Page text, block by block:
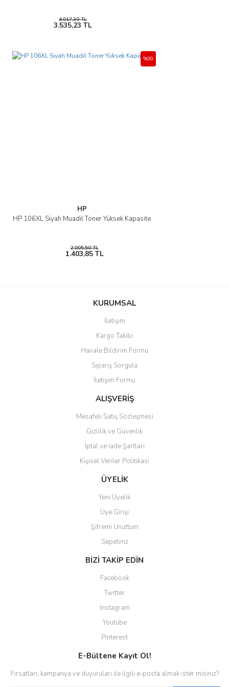
4.017,30 TL
3.535,23 TL
HP
HP 106XL Siyah Muadil Toner Yüksek Kapasite
%30
2.005,50 TL
1.403,85 TL
KURUMSAL
İletişim
Kargo Takibi
Havale Bildirim Formu
Sipariş Sorgula
İletişim Formu
ALIŞVERİŞ
Mesafeli Satış Sözleşmesi
Gizlilik ve Güvenlik
İptal ve İade Şartları
Kişisel Veriler Politikası
ÜYELİK
Yeni Üyelik
Üye Girişi
Şifremi Unuttum
Sepetiniz
BİZİ TAKİP EDİN
Facebook
Twitter
Instagram
Youtube
Pinterest
E-Bültene Kayıt Ol!
Fırsatları, kampanya ve duyuruları ile ilgili e-posta almak ister misiniz?